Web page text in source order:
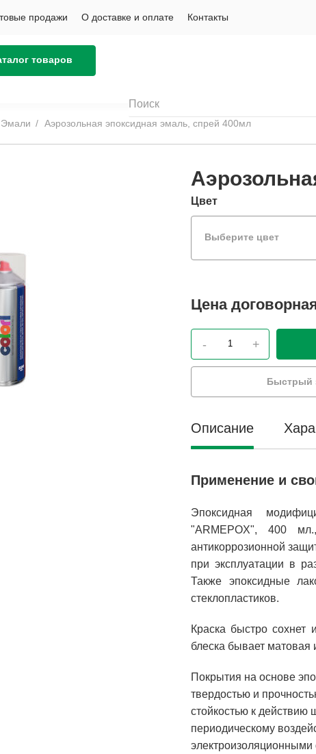
товаров
продажи О доставке и оплате Контакты
Эмали Аэрозольная эпоксидная эмаль, спрей 400мл
Цвет
Выберите цвет
Цена
- +
Быстрый
Описание
Применение и
Эпоксидная
"ARMEPOX", 400
антикоррозионной
при эксплуатации в
Также эпоксидные
стеклопластиков.
Краска быстро
блеска бывает матовая
Покрытия на основе
твердостью и
стойкостью к действию
периодическому
электроизоляционными